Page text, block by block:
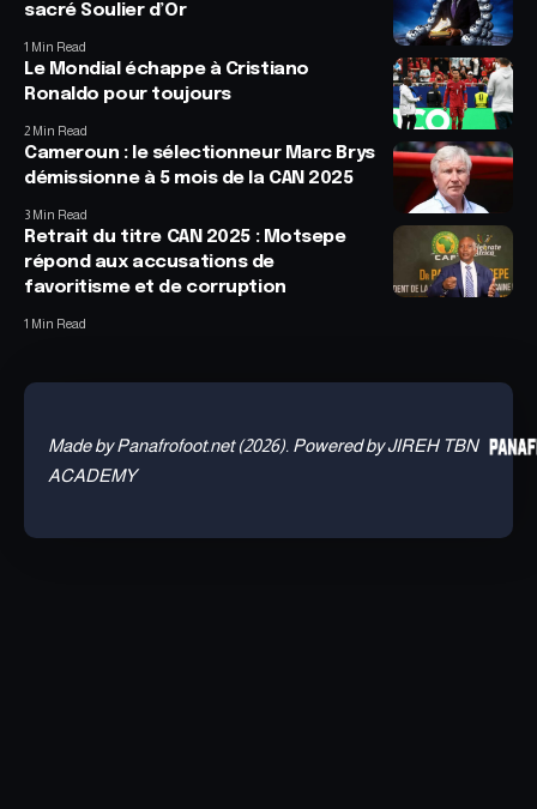
sacré Soulier d’Or
1 Min Read
Le Mondial échappe à Cristiano
Ronaldo pour toujours
2 Min Read
Cameroun : le sélectionneur Marc Brys
démissionne à 5 mois de la CAN 2025
3 Min Read
Retrait du titre CAN 2025 : Motsepe
répond aux accusations de
favoritisme et de corruption
1 Min Read
Made by Panafrofoot.net (2026). Powered by JIREH TBN
ACADEMY